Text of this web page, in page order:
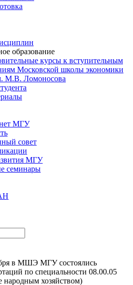
образование
курсы к вступительным
Московской школы экономики
М.В. Ломоносова
МГУ
совет
МГУ
семинары
в МШЭ МГУ состоялись
по специальности 08.00.05
народным хозяйством)